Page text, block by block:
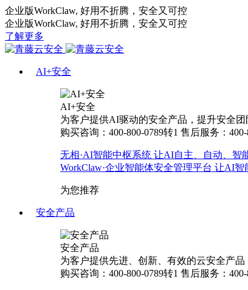
企业版WorkClaw, 好用不折腾，安全又可控
企业版WorkClaw, 好用不折腾，安全又可控
了解更多
AI+安全
AI+安全
为客户提供AI驱动的安全产品，提升安全
购买咨询：400-800-0789转1 售后服务：400-
无相·AI智能中枢系统 让AI自主、自动、智
WorkClaw·企业智能体安全管理平台 让AI智
为您推荐
安全产品
安全产品
为客户提供先进、创新、有效的云安全产
购买咨询：400-800-0789转1 售后服务：400-